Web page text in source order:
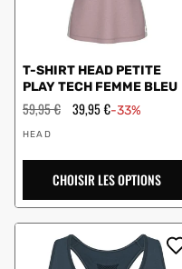
T-SHIRT HEAD PETITE
PLAY TECH FEMME BLEU
Prix
régulier
59,95 € Prix
39,95 €-33%
Vendeur
HEAD
CHOISIR LES OPTIONS